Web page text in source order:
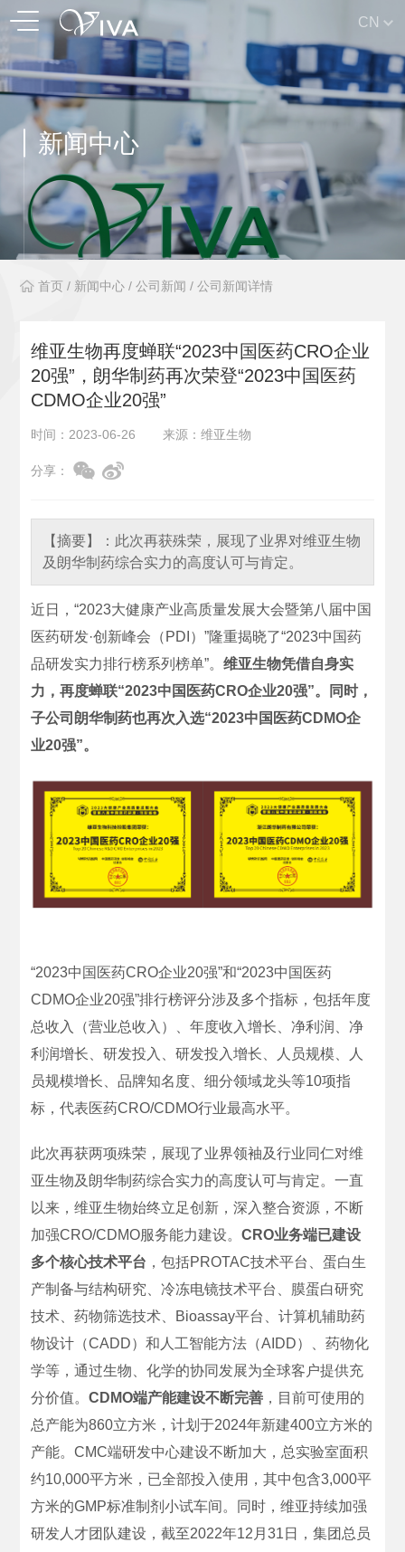
CN
新闻中心
首页 / 新闻中心 /公司新闻 /公司新闻详情
维亚生物再度蝉联“2023中国医药CRO企业
20强”，朗华制药再次荣登“2023中国医药
CDMO企业20强”
时间：2023-06-26 来源：维亚生物
分享：
【摘要】： 此次再获殊荣，展现了业界对维亚生物
及朗华制药综合实力的高度认可与肯定。
近日，“2023大健康产业高质量发展大会暨第八届中国
医药研发·创新峰会（PDI）”隆重揭晓了“2023中国药
品研发实力排行榜系列榜单”。维亚生物凭借自身实
力，再度蝉联“2023中国医药CRO企业20强”。同时，
子公司朗华制药也再次入选“2023中国医药CDMO企
业20强”。
“2023中国医药CRO企业20强”和“2023中国医药
CDMO企业20强”排行榜评分涉及多个指标，包括年度
总收入（营业总收入）、年度收入增长、净利润、净
利润增长、研发投入、研发投入增长、人员规模、人
员规模增长、品牌知名度、细分领域龙头等10项指
标，代表医药CRO/CDMO行业最高水平。
此次再获两项殊荣，展现了业界领袖及行业同仁对维
亚生物及朗华制药综合实力的高度认可与肯定。一直
以来，维亚生物始终立足创新，深入整合资源，不断
加强CRO/CDMO服务能力建设。CRO业务端已建设
多个核心技术平台 ，包括PROTAC技术平台、蛋白生
产制备与结构研究、冷冻电镜技术平台、膜蛋白研究
技术、药物筛选技术、Bioassay平台、计算机辅助药
物设计（CADD）和人工智能方法（AIDD）、药物化
学等，通过生物、化学的协同发展为全球客户提供充
分价值。CDMO端产能建设不断完善 ，目前可使用的
总产能为860立方米，计划于2024年新建400立方米的
产能。CMC端研发中心建设不断加大，总实验室面积
约10,000平方米，已全部投入使用，其中包含3,000平
方米的GMP标准制剂小试车间。同时，维亚持续加强
研发人才团队建设，截至2022年12月31日，集团总员